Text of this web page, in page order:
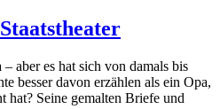
aber es hat sich von damals bis
besser davon erzählen als ein Opa,
hat? Seine gemalten Briefe und